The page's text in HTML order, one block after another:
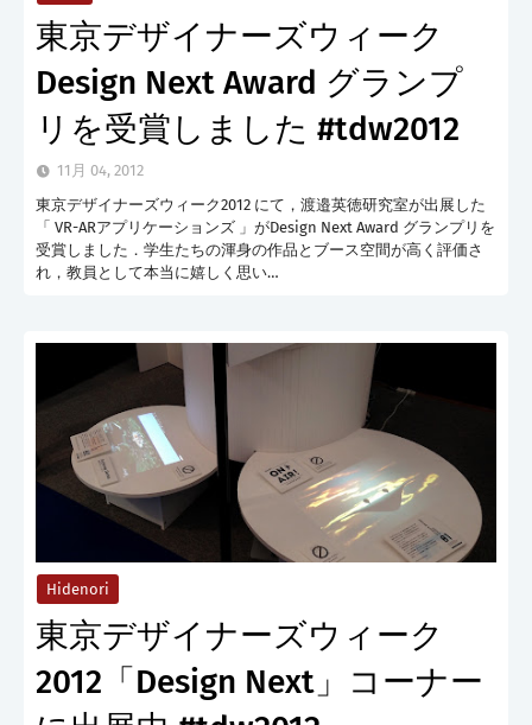
東京デザイナーズウィーク
Design Next Award グランプ
リを受賞しました #tdw2012
11月 04, 2012
東京デザイナーズウィーク2012 にて，渡邉英徳研究室が出展した
「 VR-ARアプリケーションズ 」がDesign Next Award グランプリを
受賞しました．学生たちの渾身の作品とブース空間が高く評価さ
れ，教員として本当に嬉しく思い…
Hidenori
東京デザイナーズウィーク
2012「Design Next」コーナー